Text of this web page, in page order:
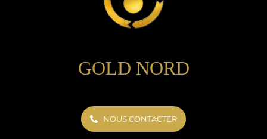
GOLD NORD
NOUS CONTACTER